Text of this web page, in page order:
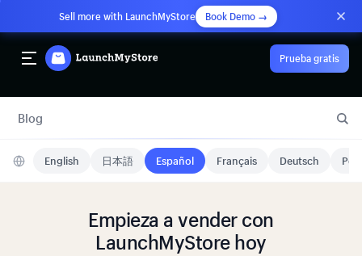
Sell more with LaunchMyStore Book Demo →
Prueba gratis
Blog
English 日本語 Español Français Deutsch
Empieza a vender con
LaunchMyStore hoy